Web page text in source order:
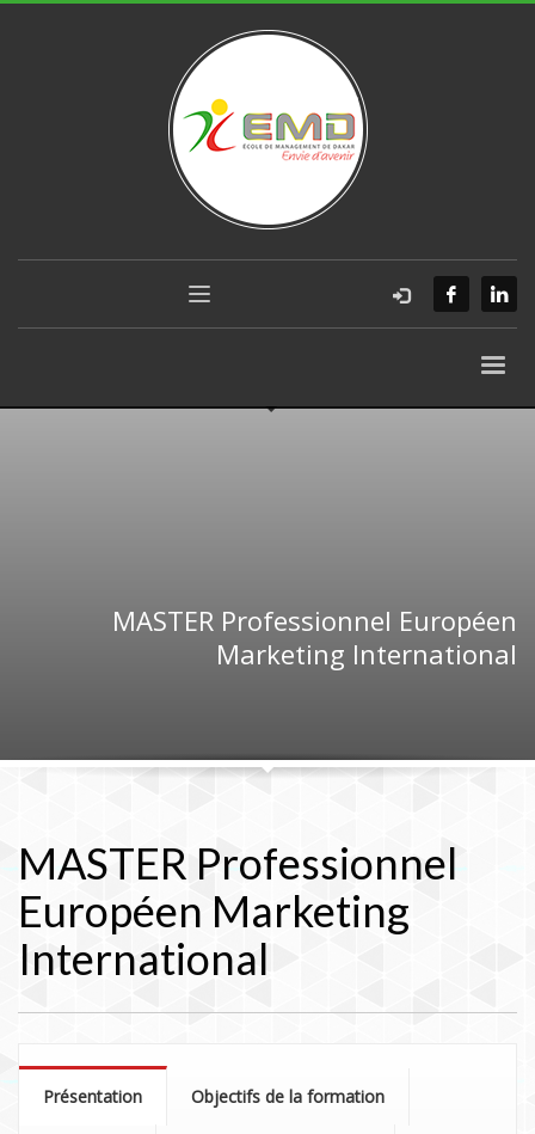
MASTER Professionnel Européen
Marketing International
MASTER Professionnel
Européen Marketing
International
Présentation Objectifs de la formation